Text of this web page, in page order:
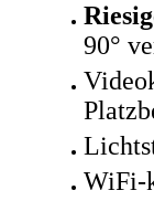
90°
WiFi-